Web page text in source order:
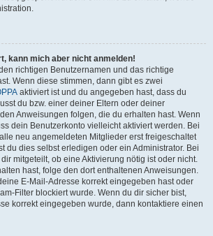
kann mich aber nicht anmelden!
richtigen Benutzernamen und das richtige
Wenn diese stimmen, dann gibt es zwei
aktiviert ist und du angegeben hast, dass du
du bzw. einer deiner Eltern oder deiner
Anweisungen folgen, die du erhalten hast. Wenn
dein Benutzerkonto vielleicht aktiviert werden. Bei
neu angemeldeten Mitglieder erst freigeschaltet
du dies selbst erledigen oder ein Administrator. Bei
mitgeteilt, ob eine Aktivierung nötig ist oder nicht.
hast, folge den dort enthaltenen Anweisungen.
E-Mail-Adresse korrekt eingegeben hast oder
Filter blockiert wurde. Wenn du dir sicher bist,
korrekt eingegeben wurde, dann kontaktiere einen